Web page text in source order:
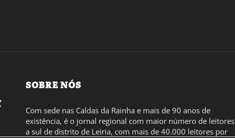
SOBRE NÓS
Com sede nas Caldas da Rainha e mais de 90 anos de
existência, é o jornal regional com maior número de leitores
a sul de distrito de Leiria, com mais de 40.000 leitores por